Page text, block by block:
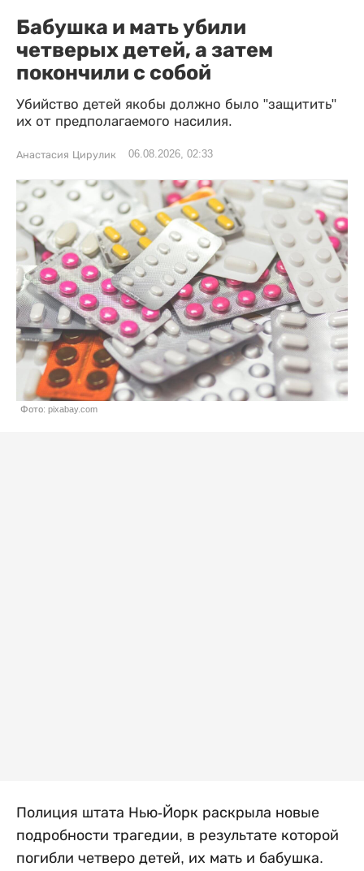
Бабушка и мать убили
четверых детей, а затем
покончили с собой
Убийство детей якобы должно было "защитить"
их от предполагаемого насилия.
Анастасия Цирулик 06.08.2026, 02:33
Фото: pixabay.com
Полиция штата Нью-Йорк раскрыла новые
подробности трагедии, в результате которой
погибли четверо детей, их мать и бабушка.